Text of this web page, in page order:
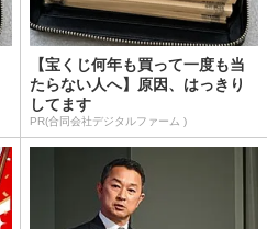
【宝くじ何年も買って一度も当
たらない人へ】原因、はっきり
してます
PR(合同会社デジタルファーム )